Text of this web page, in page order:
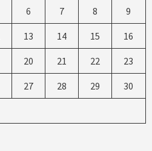
6 7 8 9
13 14 15 16
20 21 22 23
27 28 29 30